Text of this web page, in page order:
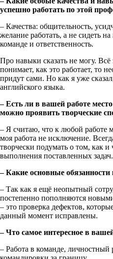
успешно работать по этой
– Качества: общительность,
желание работать, а не сидеть
команде и ответственность.
Про навыки сказать не могу. Всё
понимает, как это работает, то
придут сами. Но как я уже
английского языка.
– Есть ли в вашей работе
можно проявить творческие
– Я считаю, что к любой работе
моя работа не исключение.
творчески подумать о том, как и
выполнения поставленных задач.
– Какие основные
– Так как я ещё неопытный
постепенно пополняются
– это проверка дефектов,
данный момент исправлены.
– Что самое интересное в
– Работа в команде, личностный